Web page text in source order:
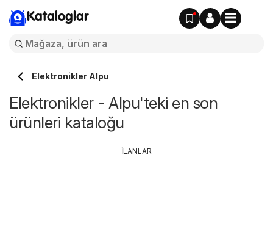
Kataloglar
Elektronikler Alpu
Elektronikler - Alpu'teki en son
ürünleri kataloğu
İLANLAR